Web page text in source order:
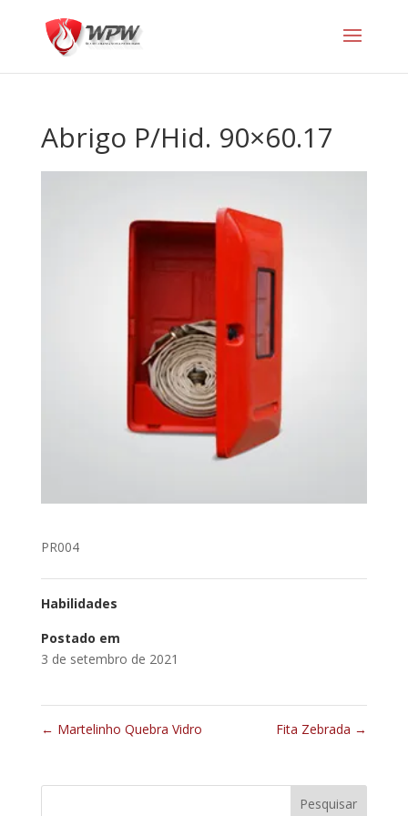
Abrigo P/Hid. 90×60.17
PR004
Habilidades
Postado em
3 de setembro de 2021
← Martelinho Quebra Vidro Fita Zebrada →